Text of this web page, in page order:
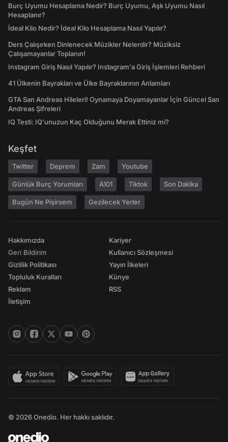
Burç Uyumu Hesaplama Nedir? Burç Uyumu, Aşk Uyumu Nasıl
Hesaplanır?
İdeal Kilo Nedir? İdeal Kilo Hesaplama Nasıl Yapılır?
Ders Çalışırken Dinlenecek Müzikler Nelerdir? Müziksiz
Çalışamayanlar Toplanın!
Instagram Giriş Nasıl Yapılır? Instagram'a Giriş İşlemleri Rehberi
41 Ülkenin Bayrakları ve Ülke Bayraklarının Anlamları
GTA San Andreas Hileleri! Oynamaya Doyamayanlar İçin Güncel San
Andreas Şifreleri
IQ Testi: IQ'unuzun Kaç Olduğunu Merak Ettiniz mi?
Keşfet
Twitter Deprem Zam Youtube
Günlük Burç Yorumları A101 Tiktok Son Dakika
Bugün Ne Pişirsem Gezilecek Yerler
Hakkımızda
Geri Bildirim
Gizlilik Politikası
Topluluk Kuralları
Reklam
İletişim
Kariyer
Kullanıcı Sözleşmesi
Yayın İlkeleri
Künye
RSS
© 2026 Onedio. Her hakkı saklıdır.